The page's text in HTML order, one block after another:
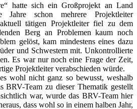
hatte sich ein Großprojekt an Land
schon mehrere Projektleiter
tätigen Projektleiter fiel zu dem
Berg an Problemen kaum noch
gelöst, kam mindestens eines dazu
und Schwestern mit. Unkontrollierte
Es war nur noch eine Frage der Zeit,
Projektleiter verabschieden würde.
wohl nicht ganz so bewusst, weshalb
BRV-Team zu dieser Thematik gestellt
war, wurde das BRV-Team hier
dass wohl so in einem halben Jahr,